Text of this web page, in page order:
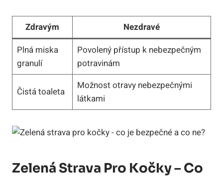
Zdravým
Nezdravé
Plná miska
granulí
Povolený přístup k nebezpečným
potravinám
Čistá toaleta
Možnost otravy nebezpečnými
látkami
Zelená Strava Pro Kočky – Co